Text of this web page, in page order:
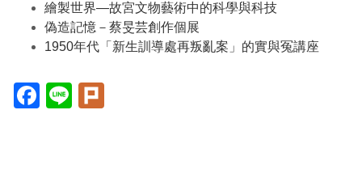
繪製世界—故宮文物藝術中的科學與科技
偽造記憶－蔡旻芸創作個展
1950年代「新生訓導處再叛亂案」的實與冤講座
Facebook(另
開
Line(另
開